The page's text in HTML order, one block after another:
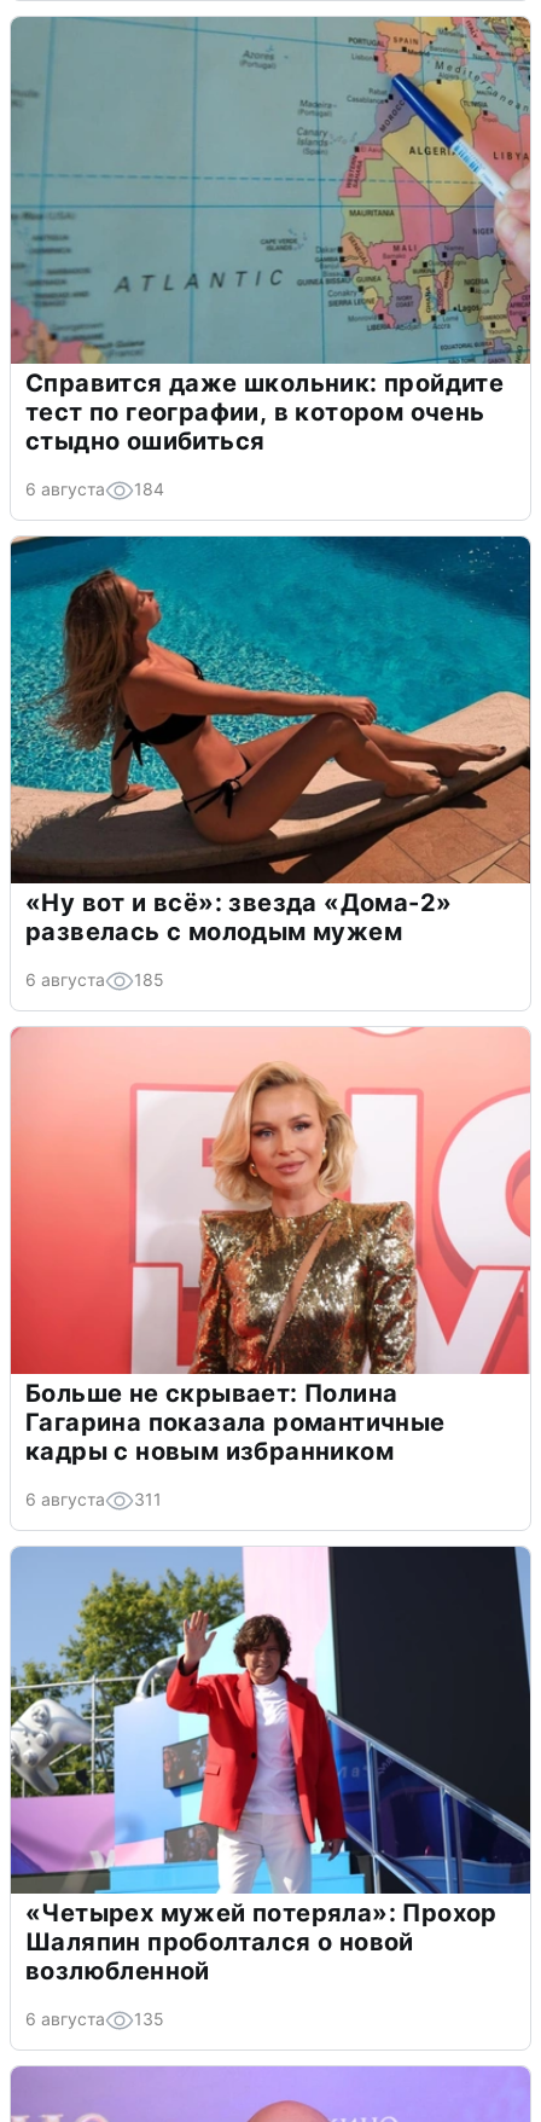
Справится даже школьник: пройдите
тест по географии, в котором очень
стыдно ошибиться
6 августа 184
«Ну вот и всё»: звезда «Дома-2»
развелась с молодым мужем
6 августа 185
Больше не скрывает: Полина
Гагарина показала романтичные
кадры с новым избранником
6 августа 311
«Четырех мужей потеряла»: Прохор
Шаляпин проболтался о новой
возлюбленной
6 августа 135